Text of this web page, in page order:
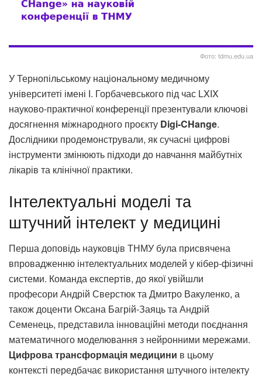
Фото: tdmu.edu.ua
У Тернопільському національному медичному
університеті імені І. Горбачевського під час LXІX
науково-практичної конференції презентували ключові
досягнення міжнародного проєкту Digi-CHange.
Дослідники продемонстрували, як сучасні цифрові
інструменти змінюють підходи до навчання майбутніх
лікарів та клінічної практики.
Інтелектуальні моделі та
штучний інтелект у медицині
Перша доповідь науковців ТНМУ була присвячена
впровадженню інтелектуальних моделей у кібер-фізичні
системи. Команда експертів, до якої увійшли
професори Андрій Сверстюк та Дмитро Вакуленко, а
також доценти Оксана Багрій-Заяць та Андрій
Семенець, представила інноваційні методи поєднання
математичного моделювання з нейронними мережами.
Цифрова трансформація медицини в цьому
контексті передбачає використання штучного інтелекту